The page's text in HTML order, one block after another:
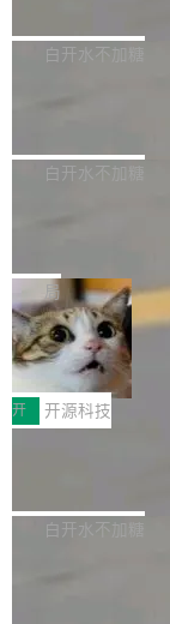
责人在开场致辞中
已不再是“多一个投
高质量游戏...
D平台优化上的技
更稳定、更高效的
式2.0，可根据不同
我们团队这几天最
好，是 AI 写得太好
过 1528 名开发者，
白开水不加糖
数据库，有一个图
布，具体更新内容
支持 --security
=...），与 Alpha 版
管理 HTTP 端点进
<span><strong>警
的 admin ...
白开水不加糖
块钱的玩意儿——一
系着涂了松香的线。
——哇”的蝉鸣声。
把它做成了 Web
c 上，并在 GitHub
幕画圈，或者直接
（圈/秒），声音来
采样，无缝循环。
成兜底——锯齿波振
局
30倍效率升级：解
价值化的真实路径
完成一例腹部CT影
20个小时。他必须
笔勾画边界，一层
用东软飞标医学影
至4小时，效率提升
的不只是速度，而
开 开源科技
Apache Dubbo-
这个版本面向生产
们彻底收敛了旧配
白开水不加糖